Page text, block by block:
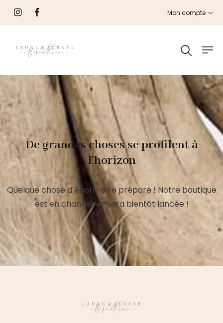
Mon compte
De grandes choses se profilent à
l’horizon
Quelque chose d’énorme se prépare ! Notre boutique
est en chantier et sera bientôt lancée !